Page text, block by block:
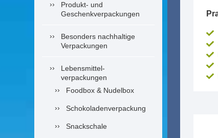
Produkt- und
Geschenkverpackungen
Besonders nachhaltige
Verpackungen
Lebensmittel-
verpackungen
Foodbox & Nudelbox
Schokoladenverpackung
Snackschale